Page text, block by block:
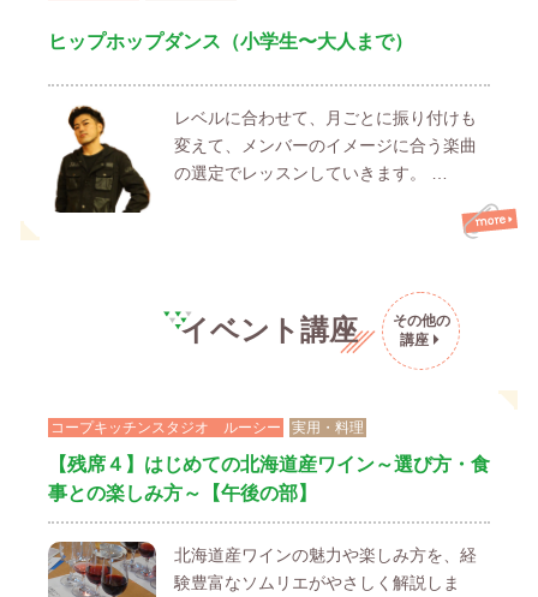
ヒップホップダンス（小学生〜大人まで）
レベルに合わせて、月ごとに振り付けも
変えて、メンバーのイメージに合う楽曲
の選定でレッスンしていきます。 …
イベント講座
その他の
講座
コープキッチンスタジオ ルーシー 実用・料理
【残席４】はじめての北海道産ワイン～選び方・食
事との楽しみ方～【午後の部】
北海道産ワインの魅力や楽しみ方を、経
験豊富なソムリエがやさしく解説しま